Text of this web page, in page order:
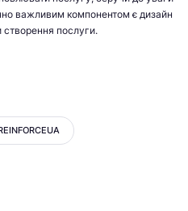
важливим компонентом є дизайн
послуги.